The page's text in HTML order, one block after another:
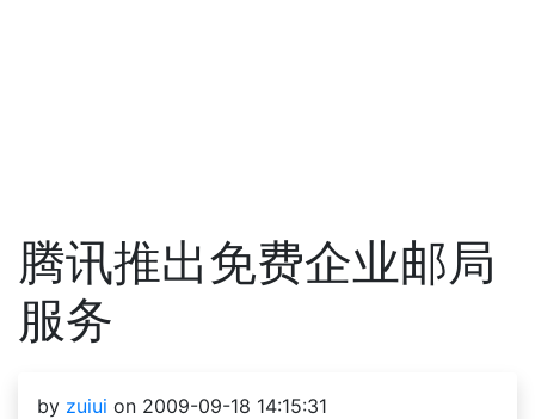
腾讯推出免费企业邮局
服务
by zuiui on 2009-09-18 14:15:31